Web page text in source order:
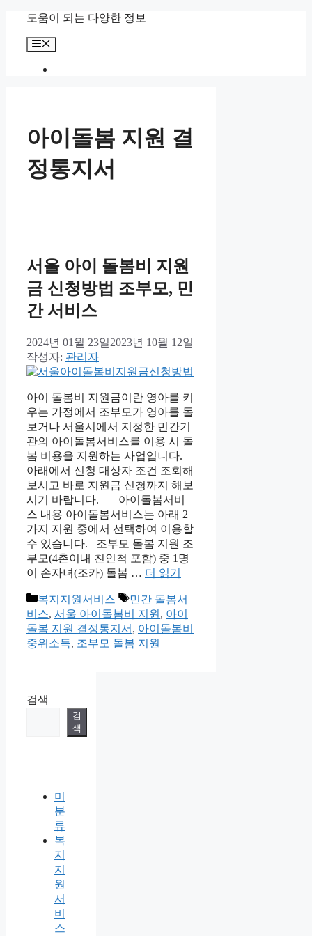
도움이 되는 다양한 정보
메
아이돌봄 지원 결
정통지서
서울 아이 돌봄비 지원
금 신청방법 조부모, 민
간 서비스
2024년 01월 23일2023년 10월 12일
작성자: 관리자
아이 돌봄비 지원금이란 영아를 키
우는 가정에서 조부모가 영아를 돌
보거나 서울시에서 지정한 민간기
관의 아이돌봄서비스를 이용 시 돌
봄 비용을 지원하는 사업입니다.
아래에서 신청 대상자 조건 조회해
보시고 바로 지원금 신청까지 해보
시기 바랍니다. 아이돌봄서비
스 내용 아이돌봄서비스는 아래 2
가지 지원 중에서 선택하여 이용할
수 있습니다. 조부모 돌봄 지원 조
부모(4촌이내 친인척 포함) 중 1명
이 손자녀(조카) 돌봄 … 더 읽기
카
테
고
리
복지지원서비스
태
그
민간 돌봄서
비스, 서울 아이돌봄비 지원 , 아이
돌봄 지원 결정통지서 , 아이돌봄비
중위소득, 조부모 돌봄 지원
검색
검
색
미
분
류
복
지
지
원
서
비
스